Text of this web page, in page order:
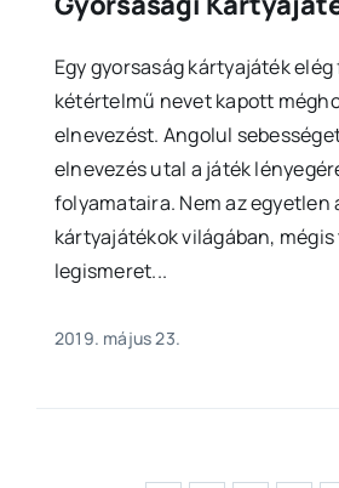
Egy gyorsaság kártyajáték
kétértelmű nevet kapott
elnevezést. Angolul
elnevezés utal a játék
folyamataira. Nem az egyetlen
kártyajátékok világában,
legismeret...
2019. május 23.